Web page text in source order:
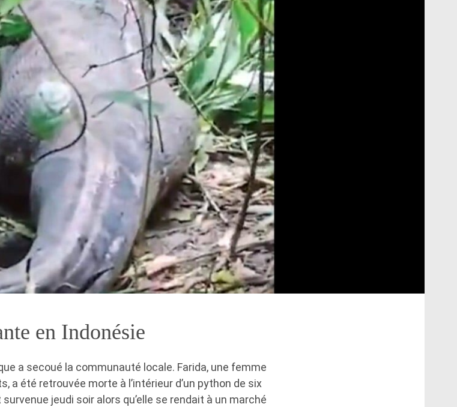
en Indonésie
a secoué la communauté locale. Farida, une femme
a été retrouvée morte à l’intérieur d’un python de six
jeudi soir alors qu’elle se rendait à un marché